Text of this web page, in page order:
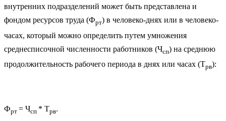
внутренних подразделений может быть представлена и
фондом ресурсов труда (Фрт) в человеко-днях или в человеко-
часах, который можно определить путем умножения
среднесписочной численности работников (Чсп) на среднюю
продолжительность рабочего периода в днях или часах (Трв):
Фрт = Чсп * Трв.